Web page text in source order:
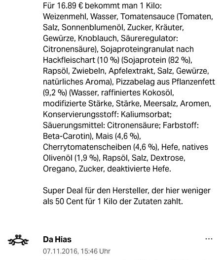
Für 16.89 € bekommt man 1 Kilo:
Weizenmehl, Wasser, Tomatensauce (Tomaten,
Salz, Sonnenblumenöl, Zucker, Kräuter,
Gewürze, Knoblauch, Säureregulator:
Citronensäure), Sojaproteingranulat nach
Hackfleischart (10 %) (Sojaprotein (82 %),
Rapsöl, Zwiebeln, Apfelextrakt, Salz, Gewürze,
natürliches Aroma), Pizzabelag aus Pflanzenfett
(9,2 %) (Wasser, raffiniertes Kokosöl,
modifizierte Stärke, Stärke, Meersalz, Aromen,
Konservierungsstoff: Kaliumsorbat;
Säuerungsmittel: Citronensäure; Farbstoff:
Beta-Carotin), Mais (4,6 %),
Cherrytomatenscheiben (4,6 %), Hefe, natives
Olivenöl (1,9 %), Rapsöl, Salz, Dextrose,
Oregano, Zucker, deaktivierte Hefe.
Super Deal für den Hersteller, der hier weniger
als 50 Cent für 1 Kilo der Zutaten zahlt.
Da Hias
07.11.2016, 15:46 Uhr